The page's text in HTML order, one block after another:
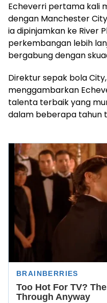
Echeverri pertama kali
dengan Manchester
ia dipinjamkan ke River
perkembangan lebih
bergabung dengan
Direktur sepak bola
menggambarkan
talenta terbaik yang
dalam beberapa tahun